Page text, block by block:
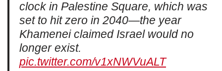
clock in Palestine Square, which was
set to hit zero in 2040—the year
Khamenei claimed Israel would no
longer exist.
pic.twitter.com/v1xNWVuALT